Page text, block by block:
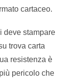
cartaceo.
deve stampare
trova carta
resistenza è
pericolo che